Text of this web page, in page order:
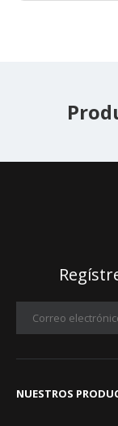
NUESTROS